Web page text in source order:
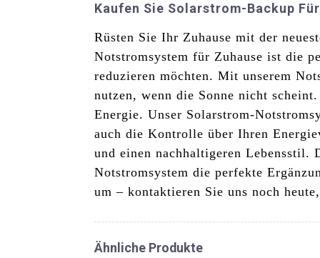
Kaufen Sie Solarstrom-Backup
Rüsten Sie Ihr Zuhause mit der
Notstromsystem für Zuhause ist die
reduzieren möchten. Mit unserem
nutzen, wenn die Sonne nicht
Energie. Unser Solarstrom-
auch die Kontrolle über Ihren
und einen nachhaltigeren Lebensstil.
Notstromsystem die perfekte
um – kontaktieren Sie uns noch
Ähnliche Produkte